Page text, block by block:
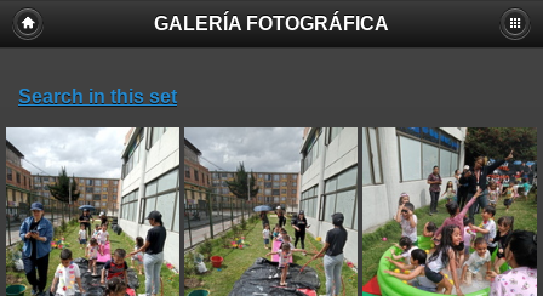
GALERÍA FOTOGRÁFICA
Search in this set